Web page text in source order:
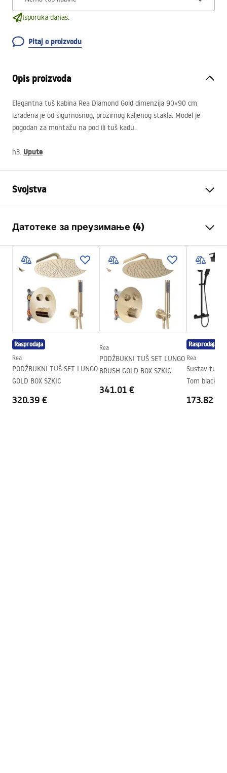
Isporuka danas.
Pitaj o proizvodu
Opis proizvoda
Elegantna tuš kabina Rea Diamond Gold dimenzija 90×90 cm
izrađena je od sigurnosnog, prozirnog kaljenog stakla. Model je
pogodan za montažu na pod ili tuš kadu.
h3. Upute
Svojstva
Boja
Miedź szczotkowana
Tip kabine
Ugao
Boja stakla
zadimljena bronza 6mm
Naćin otvoranja
Seria
Diamond
Montaža
Na tuš kadi ili podu
Smjer kabine
Jamstvo
24 mjeseca
Premaz Easy Clean
Staklo na vratima - s obje
strane, fiksno staklo - s jedne
Датотеке за преузимање (4)
Instrukcja_montażu_FR
Cabine de douche Diamond FR.pdf
shower manual
shower manual.pdf
Instrukcja montażu
Instrukcja Kabiny Diamond PL.pdf
Warunki bezpieczeństwa
Rasprodaja
Rea
PODŽBUKNI TUŠ SET LUNGO
GOLD BOX SZKIC
320.39 €
Rea
PODŽBUKNI TUŠ SET LUNGO
BRUSH GOLD BOX SZKIC
341.01 €
Rasprodaja
Rea
Sustav tuš
Tom black
173.82 €